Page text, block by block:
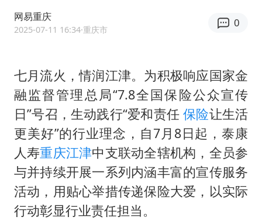
钟睒睒：必须限制电商平台权力
血指纹匹配成功，20年悬案告破！凶手被执行死刑
医疗垃圾做手机壳 这也是谋财害命
经销商证实雪佛兰暂停在华新车销售
武契奇：欧洲已处于大战边缘
7月CPI同比上涨0.5% 经济内生增长动力持续增强
无锡降雨量冲至全国第一
下党之路
网易重庆
2025-07-11 16:34·重庆市
0
七月流火，情润江津。为积极响应国家金
融监督管理总局“7.8全国保险公众宣传
日”号召，生动践行“爱和责任保险让生活
更美好”的行业理念，自7月8日起，泰康
人寿重庆江津中支联动全辖机构，全员参
与并持续开展一系列内涵丰富的宣传服务
活动，用贴心举措传递保险大爱，以实际
行动彰显行业责任担当。